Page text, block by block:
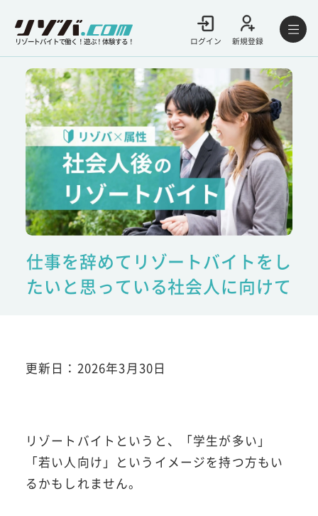
リゾートバイトで働く！遊ぶ！体験する！ ログイン 新規登録
仕事を辞めてリゾートバイトをし
たいと思っている社会人に向けて
更新日：2026年3月30日
リゾートバイトというと、「学生が多い」
「若い人向け」というイメージを持つ方もい
るかもしれません。